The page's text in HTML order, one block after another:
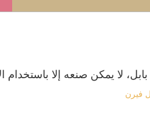
لا يمكن صنعه إلا باستخدام
فيرن